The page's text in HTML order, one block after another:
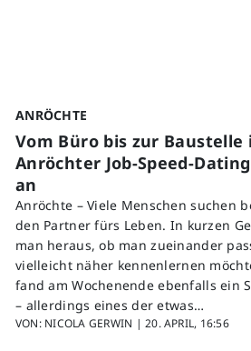
ANRÖCHTE
Vom Büro bis zur Baustelle
Anröchter Job-Speed-
an
Anröchte – Viele Menschen suchen
den Partner fürs Leben. In kurzen
man heraus, ob man zueinander
vielleicht näher kennenlernen
fand am Wochenende ebenfalls ein
– allerdings eines der etwas…
VON: NICOLA GERWIN |20. APRIL, 16:56